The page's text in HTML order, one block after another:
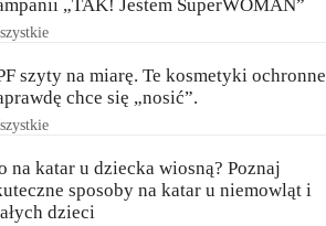
„TAK! Jestem SuperWOMAN”
szyty na miarę. Te kosmetyki ochronne
chce się „nosić”.
na katar u dziecka wiosną? Poznaj
sposoby na katar u niemowląt i
dzieci